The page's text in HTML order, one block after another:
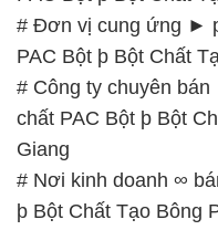
# Đơn vị cung ứng ►
PAC Bột þ Bột Chất
# Công ty chuyên
chất PAC Bột þ Bột
Giang
# Nơi kinh doanh ∞
þ Bột Chất Tạo Bông